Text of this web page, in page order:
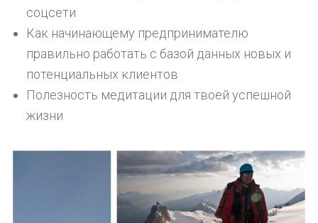
соцсети
Как начинающему предпринимателю
правильно работать с базой данных новых и
потенциальных клиентов
Полезность медитации для твоей успешной
жизни